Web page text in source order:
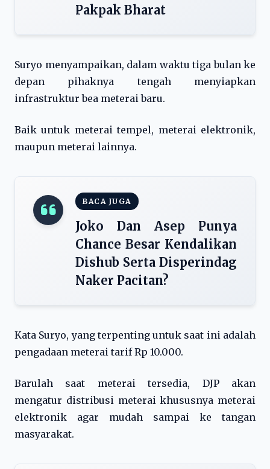
Pakpak Bharat
Suryo menyampaikan, dalam waktu tiga bulan ke
depan pihaknya tengah menyiapkan
infrastruktur bea meterai baru.
Baik untuk meterai tempel, meterai elektronik,
maupun meterai lainnya.
BACA JUGA
Joko Dan Asep Punya
Chance Besar Kendalikan
Dishub Serta Disperindag
Naker Pacitan?
Kata Suryo, yang terpenting untuk saat ini adalah
pengadaan meterai tarif Rp 10.000.
Barulah saat meterai tersedia, DJP akan
mengatur distribusi meterai khususnya meterai
elektronik agar mudah sampai ke tangan
masyarakat.